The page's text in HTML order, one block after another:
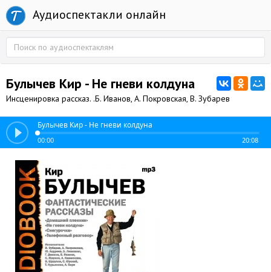
Аудиоспектакли онлайн
Булычев Кир - Не гневи колдуна
Инсценировка рассказ. .Б. Иванов, А. Покровская, В. Зубарев
Булычев Кир - Не гневи колдуна
00:00 20:08